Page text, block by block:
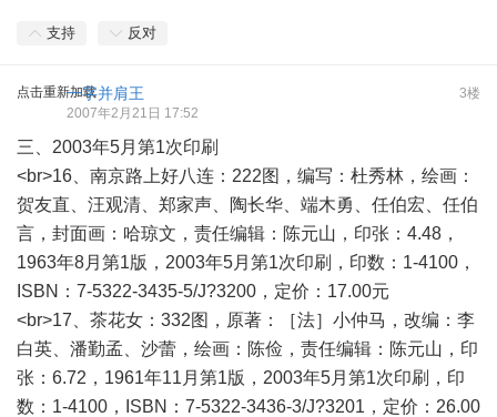
支持 反对
点击重新加载 3楼
一字并肩王
2007年2月21日 17:52
三、2003年5月第1次印刷
<br>16、南京路上好八连：222图，编写：杜秀林，绘画：
贺友直、汪观清、郑家声、陶长华、端木勇、任伯宏、任伯
言，封面画：哈琼文，责任编辑：陈元山，印张：4.48，
1963年8月第1版，2003年5月第1次印刷，印数：1-4100，
ISBN：7-5322-3435-5/J?3200，定价：17.00元
<br>17、茶花女：332图，原著：［法］小仲马，改编：李
白英、潘勤孟、沙蕾，绘画：陈俭，责任编辑：陈元山，印
张：6.72，1961年11月第1版，2003年5月第1次印刷，印
数：1-4100，ISBN：7-5322-3436-3/J?3201，定价：26.00